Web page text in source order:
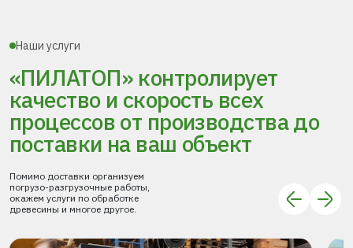
Наши услуги
«ПИЛАТОП» контролирует
качество и скорость всех
процессовот производства до
поставки на ваш объект
Помимо доставки организуем
погрузо-разгрузочные работы,
окажем услуги по обработке
древесины и многое другое.